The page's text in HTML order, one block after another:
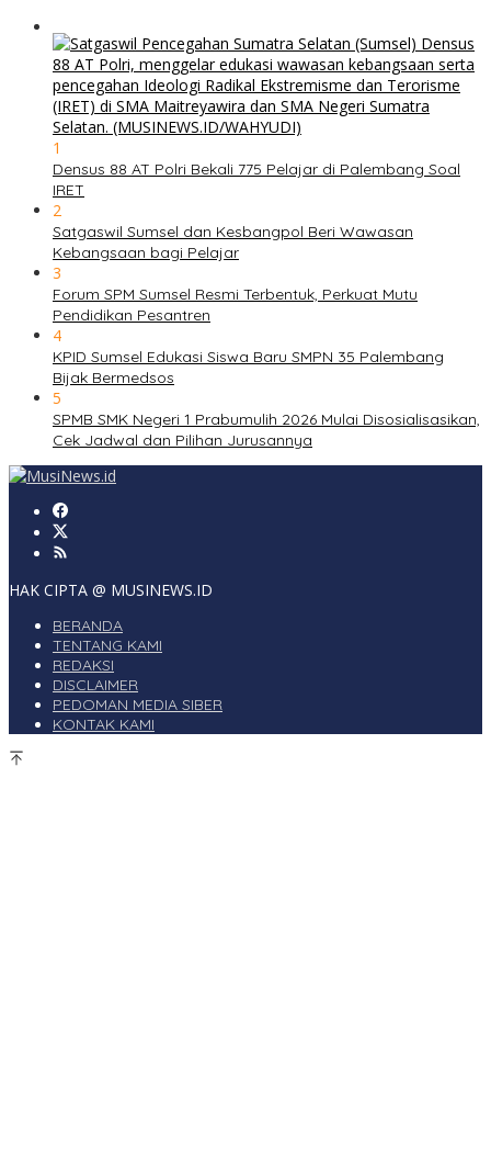
1
Densus 88 AT Polri Bekali 775 Pelajar di Palembang Soal
IRET
2
Satgaswil Sumsel dan Kesbangpol Beri Wawasan
Kebangsaan bagi Pelajar
3
Forum SPM Sumsel Resmi Terbentuk, Perkuat Mutu
Pendidikan Pesantren
4
KPID Sumsel Edukasi Siswa Baru SMPN 35 Palembang
Bijak Bermedsos
5
SPMB SMK Negeri 1 Prabumulih 2026 Mulai Disosialisasikan,
Cek Jadwal dan Pilihan Jurusannya
HAK CIPTA @ MUSINEWS.ID
BERANDA
TENTANG KAMI
REDAKSI
DISCLAIMER
PEDOMAN MEDIA SIBER
KONTAK KAMI